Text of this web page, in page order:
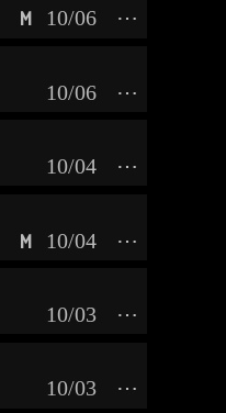
⋯
10/06
M
⋯
10/06
⋯
10/04
⋯
10/04
M
⋯
10/03
⋯
10/03